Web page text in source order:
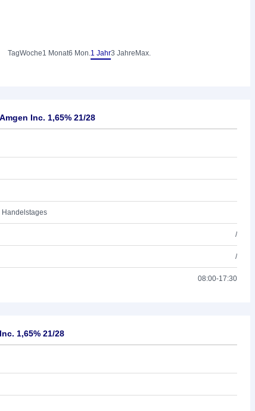
TagWoche1 Monat6 Mon.1 Jahr3 Jahre Max.
Inc. 1,65% 21/28
Handelstages
/
/
08:00-17:30
1,65% 21/28